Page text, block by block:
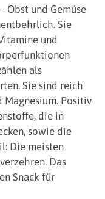
Obst und Gemüse
Sie
und
als
Sie sind reich
Magnesium. Positiv
die in
sowie die
Die meisten
Das
Snack für